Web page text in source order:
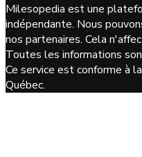
Milesopedia est une
indépendante. Nous
nos partenaires. Cela
Toutes les informations
Ce service est conforme à
Québec.